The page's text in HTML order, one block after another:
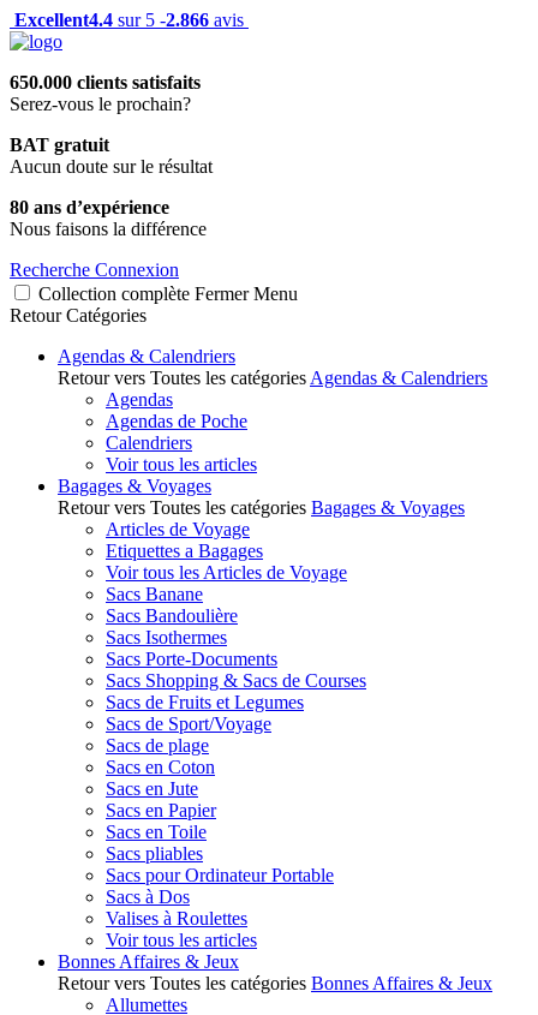
Excellent4.4 sur 5 -2.866 avis
650.000 clients satisfaits
Serez-vous le prochain?
BAT gratuit
Aucun doute sur le résultat
80 ans d’expérience
Nous faisons la différence
Recherche Connexion
Collection complète Fermer Menu
Retour Catégories
Agendas & Calendriers
Retour vers Toutes les catégories Agendas & Calendriers
Agendas
Agendas de Poche
Calendriers
Voir tous les articles
Bagages & Voyages
Retour vers Toutes les catégories Bagages & Voyages
Articles de Voyage
Etiquettes a Bagages
Voir tous les Articles de Voyage
Sacs Banane
Sacs Bandoulière
Sacs Isothermes
Sacs Porte-Documents
Sacs Shopping & Sacs de Courses
Sacs de Fruits et Legumes
Sacs de Sport/Voyage
Sacs de plage
Sacs en Coton
Sacs en Jute
Sacs en Papier
Sacs en Toile
Sacs pliables
Sacs pour Ordinateur Portable
Sacs à Dos
Valises à Roulettes
Voir tous les articles
Bonnes Affaires & Jeux
Retour vers Toutes les catégories Bonnes Affaires & Jeux
Allumettes